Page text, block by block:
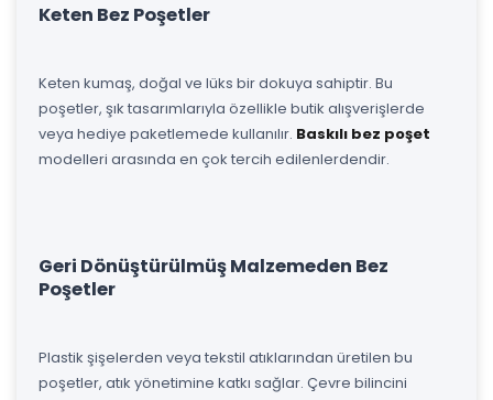
Keten Bez Poşetler
Keten kumaş, doğal ve lüks bir dokuya sahiptir. Bu
poşetler, şık tasarımlarıyla özellikle butik alışverişlerde
veya hediye paketlemede kullanılır. Baskılı bez poşet
modelleri arasında en çok tercih edilenlerdendir.
Geri Dönüştürülmüş Malzemeden Bez
Poşetler
Plastik şişelerden veya tekstil atıklarından üretilen bu
poşetler, atık yönetimine katkı sağlar. Çevre bilincini